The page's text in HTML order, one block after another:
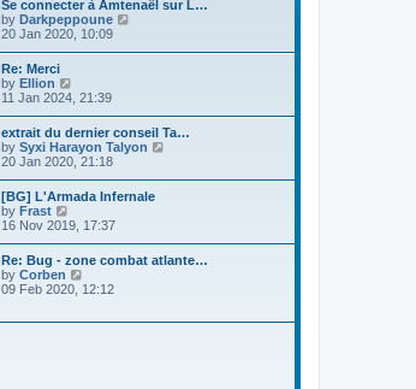
Se connecter à Amtenaël sur L…
by Darkpeppoune
l
a
t
s
t
p
t
20 Jan 2020, 10:09
Re: Merci
by Ellion
t
h
e
l
a
e
s
t
p
o
s
11 Jan 2024, 21:39
extrait du dernier conseil Ta…
by Syxi Harayon Talyon
l
a
t
20 Jan 2020, 21:18
[BG] L'Armada Infernale
by Frast
i
t
h
e
a
16 Nov 2019, 17:37
Re: Bug - zone combat atlante…
by Corben
i
09 Feb 2020, 12:12